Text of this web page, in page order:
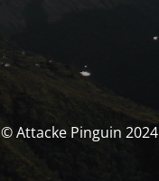
© Attacke Pinguin 2024